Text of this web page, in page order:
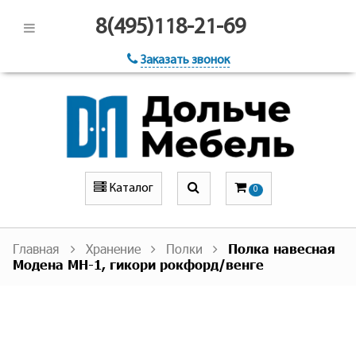
8(495)118-21-69
Заказать звонок
Каталог 0
Главная Хранение Полки
Полка навесная
Модена МН-1, гикори рокфорд/венге